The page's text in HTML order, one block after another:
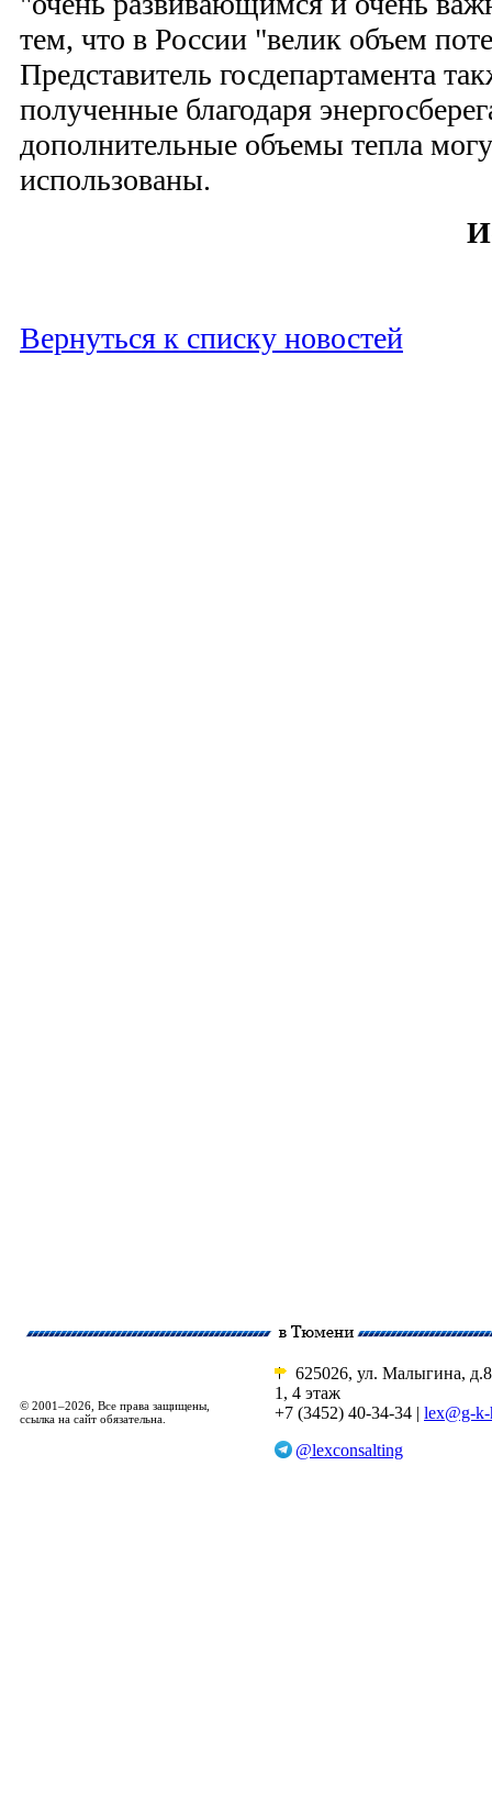
тем, что в России "велик объем
Представитель госдепартамента
полученные благодаря
дополнительные объемы тепла
использованы.
Вернуться к списку новостей
© 2001–2026, Все права защищены,
ссылка на сайт обязательна.
625026, ул. Малыгина,
1, 4 этаж
+7 (3452) 40-34-34 | lex@g-
@lexconsalting